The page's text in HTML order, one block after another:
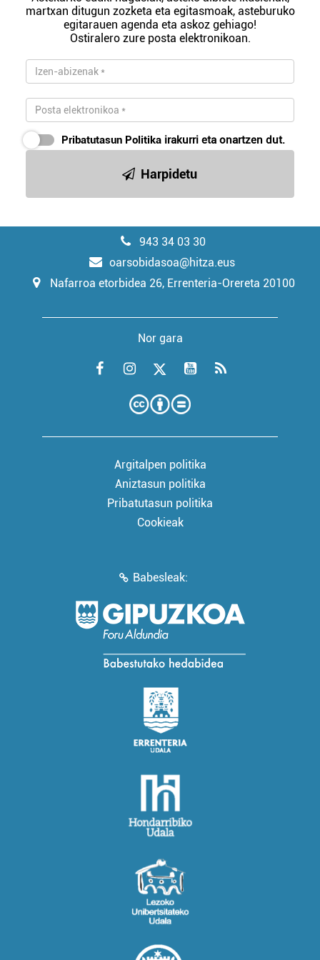
martxan ditugun zozketa eta egitasmoak, asteburuko
egitarauen agenda eta askoz gehiago!
Ostiralero zure posta elektronikoan.
Pribatutasun Politika irakurri eta onartzen dut.
Harpidetu
943 34 03 30
oarsobidasoa@hitza.eus
Nafarroa etorbidea 26, Errenteria-Orereta 20100
Nor gara
Argitalpen politika
Aniztasun politika
Pribatutasun politika
Cookieak
Babesleak: